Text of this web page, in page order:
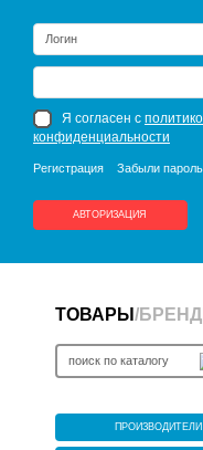
Я согласен с
конфиденциальности
Регистрация Забыли
АВТОРИЗАЦИЯ
ТОВАРЫ /
ПРОИЗВОДИТЕЛИ